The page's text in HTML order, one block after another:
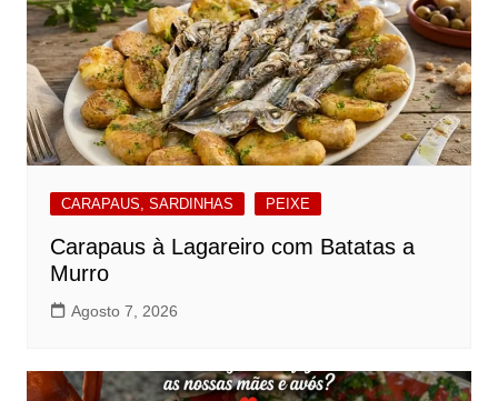
CARAPAUS, SARDINHAS PEIXE
Carapaus à Lagareiro com Batatas a
Murro
Agosto 7, 2026